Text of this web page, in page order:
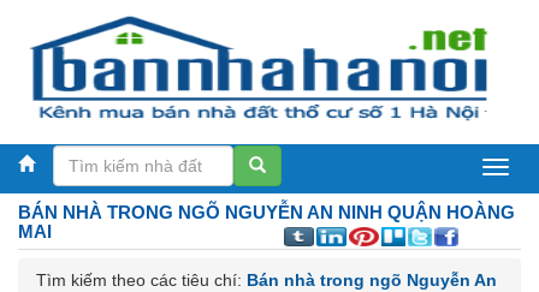
BáN
NHà
BÁN NHÀ TRONG NGÕ NGUYỄN AN NINH QUẬN HOÀNG
MAI
Tìm kiếm theo các tiêu chí: Bán nhà trong ngõ Nguyễn An